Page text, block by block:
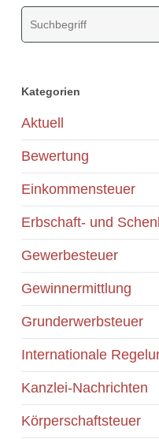
Kategorien
Aktuell
Bewertung
Einkommensteuer
Erbschaft- und
Gewerbesteuer
Gewinnermittlung
Grunderwerbsteuer
Internationale
Kanzlei-Nachrichten
Körperschaftsteuer